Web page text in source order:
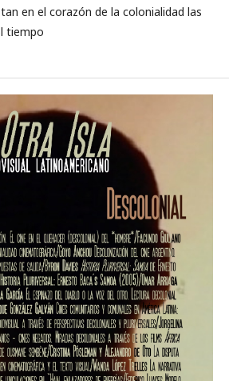
en el corazón de la colonialidad las
tiempo